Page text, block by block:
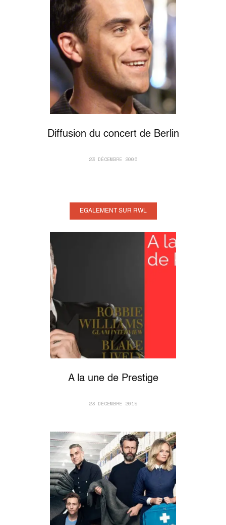
Diffusion du concert de Berlin
23 DÉCEMBRE 2006
EGALEMENT SUR RWL
A la une de Prestige
23 DÉCEMBRE 2015